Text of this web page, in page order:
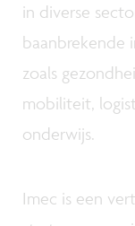
in diverse
baanbrekende
zoals
mobiliteit,
onderwijs.
Imec is een